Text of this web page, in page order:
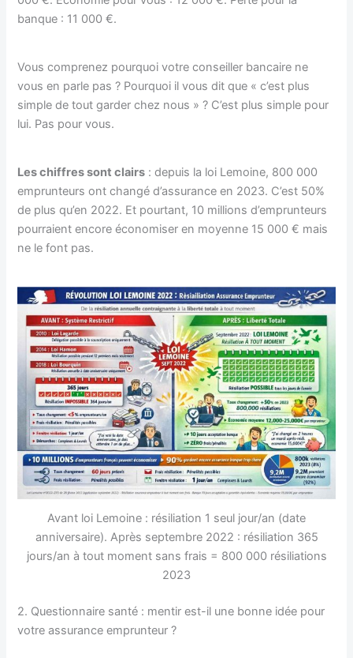
banque : 11 000 €.
Vous comprenez pourquoi votre conseiller bancaire ne
vous en parle pas ? Pourquoi il vous dit que « c’est plus
simple de tout garder chez nous » ? C’est plus simple pour
lui. Pas pour vous.
Les chiffres sont clairs : depuis la loi Lemoine, 800 000
emprunteurs ont changé d’assurance en 2023. C’est 50%
de plus qu’en 2022. Et pourtant, 10 millions d’emprunteurs
pourraient encore économiser en moyenne 15 000 € mais
ne le font pas.
Avant loi Lemoine : résiliation 1 seul jour/an (date
anniversaire). Après septembre 2022 : résiliation 365
jours/an à tout moment sans frais = 800 000 résiliations
2023
2. Questionnaire santé : mentir est-il une bonne idée pour
votre assurance emprunteur ?